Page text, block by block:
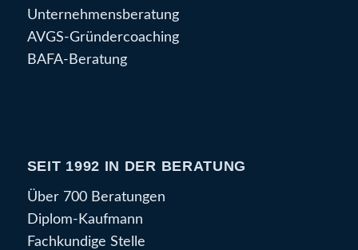
Unternehmensberatung
AVGS-Gründercoaching
BAFA-Beratung
SEIT 1992 IN DER BERATUNG
Über 700 Beratungen
Diplom-Kaufmann
Fachkundige Stelle